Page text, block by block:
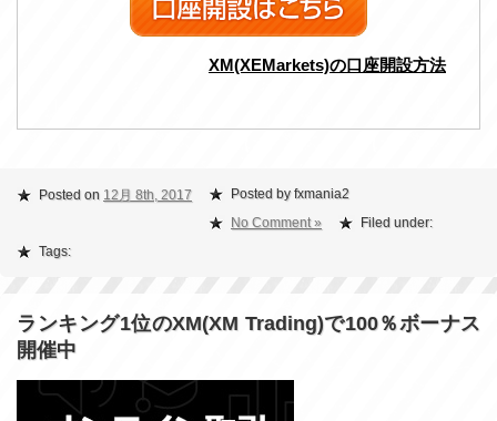
XM(XEMarkets)の口座開設方法
Posted on 12月 8th, 2017
Posted by fxmania2
No Comment »
Filed under:
Tags:
ランキング1位のXM(XM Trading)で100％ボーナス
開催中